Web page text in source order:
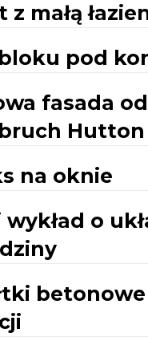
z małą
pod
fasada od
Hutton
na oknie
o